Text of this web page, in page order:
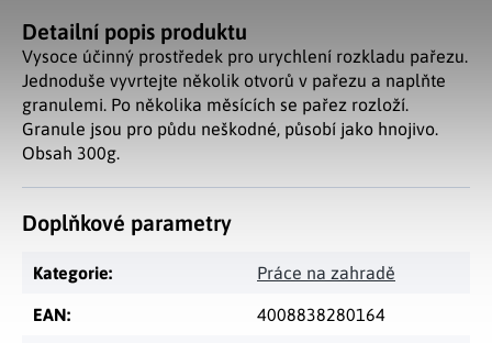
Detailní popis produktu
Vysoce účinný prostředek pro urychlení rozkladu pařezu.
Jednoduše vyvrtejte několik otvorů v pařezu a naplňte
granulemi. Po několika měsících se pařez rozloží.
Granule jsou pro půdu neškodné, působí jako hnojivo.
Obsah 300g.
Doplňkové parametry
Kategorie: Práce na zahradě
EAN: 4008838280164